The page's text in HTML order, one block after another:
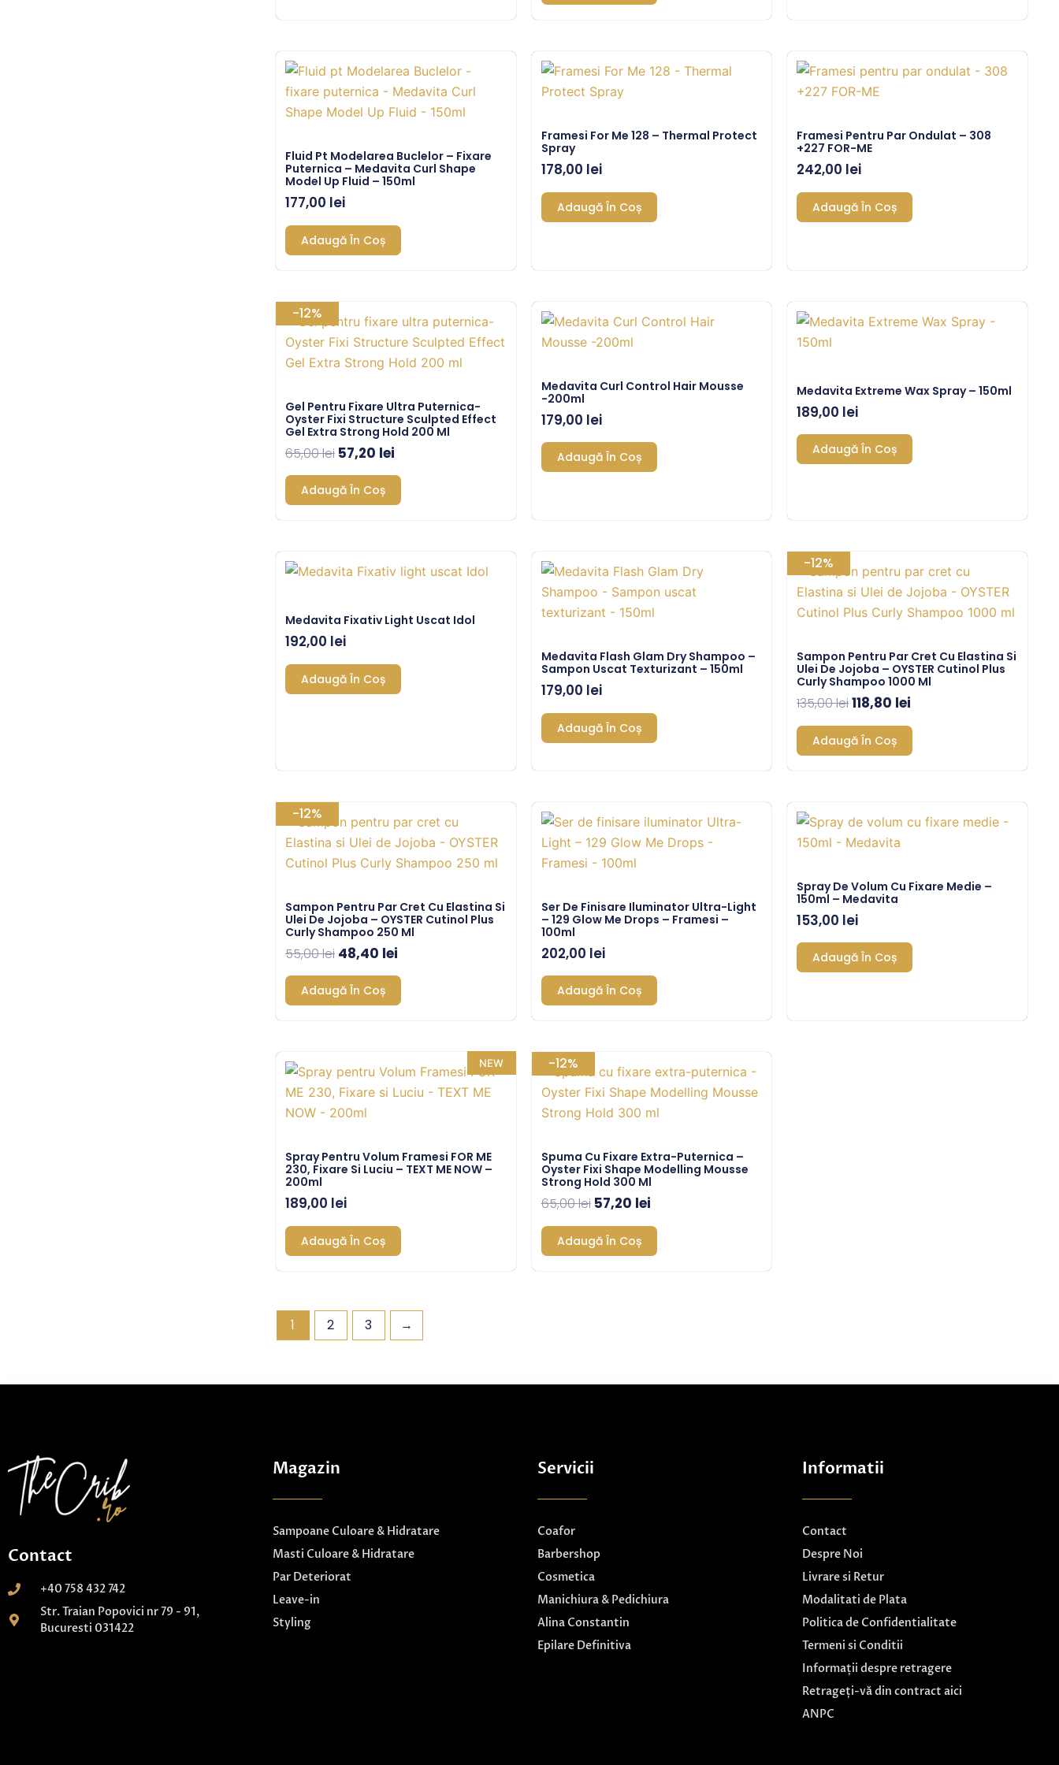
Fluid Pt Modelarea Buclelor – Fixare
Puternica – Medavita Curl Shape
Model Up Fluid – 150ml
177,00 lei
Adaugă În Coș
Framesi For Me 128 – Thermal Protect
Spray
178,00 lei
Adaugă În Coș
Framesi Pentru Par Ondulat – 308
+227 FOR-ME
242,00 lei
Adaugă În Coș
-12%
Gel Pentru Fixare Ultra Puternica-
Oyster Fixi Structure Sculpted Effect
Gel Extra Strong Hold 200 Ml
65,00lei
inițial
a
fost:
57,20 lei
curent
este:
57,20 lei.
Adaugă În Coș
Medavita Curl Control Hair Mousse
-200ml
179,00 lei
Adaugă În Coș
Medavita Extreme Wax Spray – 150ml
189,00 lei
Adaugă În Coș
Medavita Fixativ Light Uscat Idol
192,00 lei
Adaugă În Coș
Medavita Flash Glam Dry Shampoo –
Sampon Uscat Texturizant – 150ml
179,00 lei
Adaugă În Coș
-12%
Sampon Pentru Par Cret Cu Elastina Si
Ulei De Jojoba – OYSTER Cutinol Plus
Curly Shampoo 1000 Ml
135,00lei
inițial
a
fost:
118,80 lei
curent
este:
118,80 lei.
Adaugă În Coș
-12%
Sampon Pentru Par Cret Cu Elastina Si
Ulei De Jojoba – OYSTER Cutinol Plus
Curly Shampoo 250 Ml
55,00lei
inițial
a
fost:
48,40 lei
curent
este:
48,40 lei.
Adaugă În Coș
Ser De Finisare Iluminator Ultra-Light
– 129 Glow Me Drops – Framesi –
100ml
202,00 lei
Adaugă În Coș
Spray De Volum Cu Fixare Medie –
150ml – Medavita
153,00 lei
Adaugă În Coș
NEW
Spray Pentru Volum Framesi FOR ME
230, Fixare Si Luciu – TEXT ME NOW –
200ml
189,00 lei
Adaugă În Coș
-12%
Spuma Cu Fixare Extra-Puternica –
Oyster Fixi Shape Modelling Mousse
Strong Hold 300 Ml
65,00lei
inițial
a
fost:
57,20 lei
curent
este:
57,20 lei.
Adaugă În Coș
1 2 3 →
Contact
+40 758 432 742
Str. Traian Popovici nr 79 - 91,
Bucuresti 031422
Magazin
Sampoane Culoare & Hidratare
Masti Culoare & Hidratare
Par Deteriorat
Leave-in
Styling
Servicii
Coafor
Barbershop
Cosmetica
Manichiura & Pedichiura
Alina Constantin
Epilare Definitiva
Informatii
Contact
Despre Noi
Livrare si Retur
Modalitati de Plata
Politica de Confidentialitate
Termeni si Conditii
Informații despre retragere
Retrageți-vă din contract aici
ANPC